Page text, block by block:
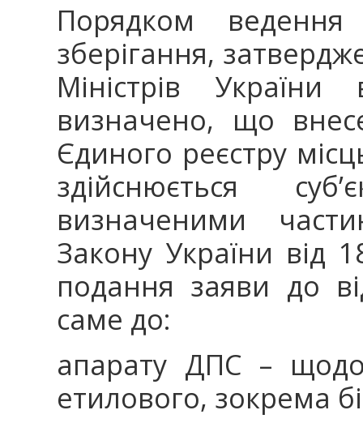
Порядком
зберігання,
Міністрів
визначено, що
Єдиного реєстру
здійснюється
визначеними
Закону України
подання заяви до
саме до:
апарату ДПС – щодо
етилового, зокрема